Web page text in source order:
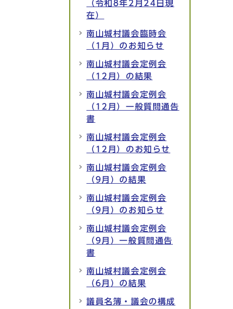
（令和8年2月24日現
在）
南山城村議会臨時会
（1月）のお知らせ
南山城村議会定例会
（12月）の結果
南山城村議会定例会
（12月）一般質問通告
書
南山城村議会定例会
（12月）のお知らせ
南山城村議会定例会
（9月）の結果
南山城村議会定例会
（9月）のお知らせ
南山城村議会定例会
（9月）一般質問通告
書
南山城村議会定例会
（6月）の結果
議員名簿・議会の構成